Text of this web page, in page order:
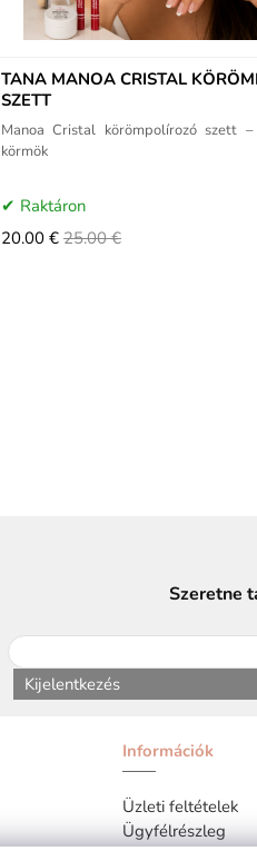
TANA MANOA CRISTAL
SZETT
Manoa Cristal körömpolírozó szett –
körmök
Raktáron
20.00 € 25.00 €
Szeretne
Kijelentkezés
Információk
Üzleti feltételek
Ügyfélrészleg